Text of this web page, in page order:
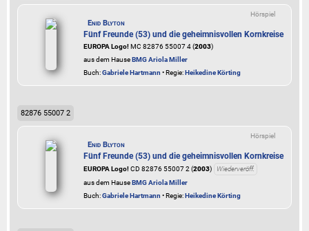
Hörspiel
Enid Blyton
Fünf Freunde (53) und die geheimnisvollen Kornkreise
EUROPA Logo!MC 82876 55007 4 (2003)
aus dem HauseBMG Ariola Miller
Buch:Gabriele Hartmann • Regie:Heikedine Körting
82876 55007 2
Hörspiel
Enid Blyton
Fünf Freunde (53) und die geheimnisvollen Kornkreise
EUROPA Logo!CD 82876 55007 2 (2003)
Wiederveröff.
aus dem HauseBMG Ariola Miller
Buch:Gabriele Hartmann • Regie:Heikedine Körting